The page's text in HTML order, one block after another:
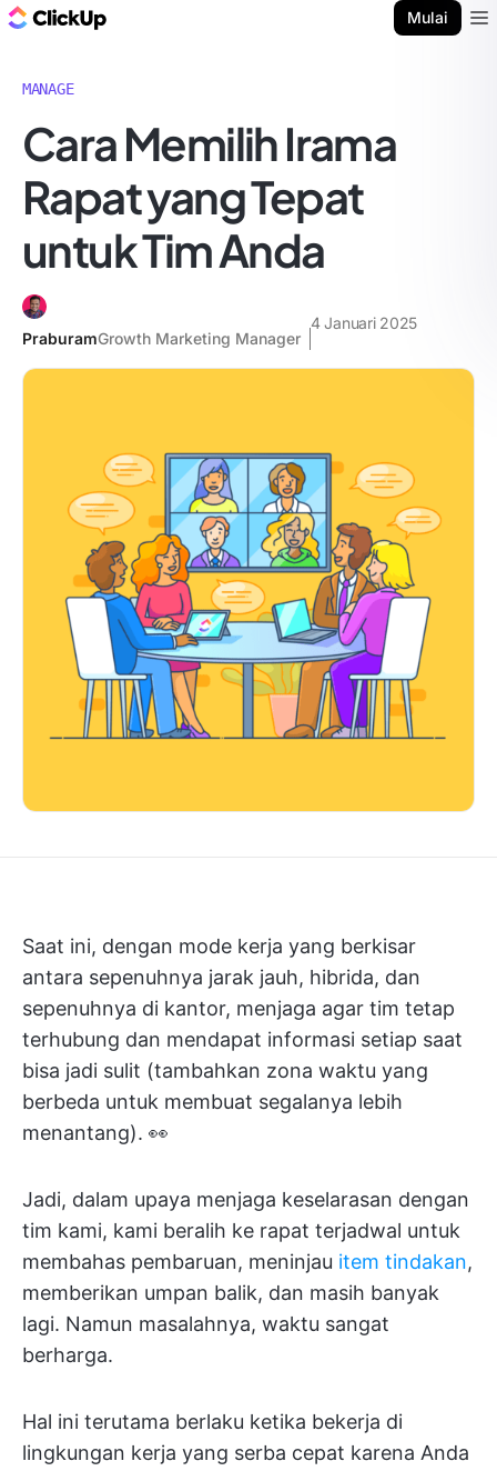
Mulai
MANAGE
Cara Memilih Irama
Rapat yang Tepat
untuk Tim Anda
PraburamGrowth Marketing Manager
4 Januari 2025
Saat ini, dengan mode kerja yang berkisar
antara sepenuhnya jarak jauh, hibrida, dan
sepenuhnya di kantor, menjaga agar tim tetap
terhubung dan mendapat informasi setiap saat
bisa jadi sulit (tambahkan zona waktu yang
berbeda untuk membuat segalanya lebih
menantang). 👀
Jadi, dalam upaya menjaga keselarasan dengan
tim kami, kami beralih ke rapat terjadwal untuk
membahas pembaruan, meninjau item tindakan,
memberikan umpan balik, dan masih banyak
lagi. Namun masalahnya, waktu sangat
berharga.
Hal ini terutama berlaku ketika bekerja di
lingkungan kerja yang serba cepat karena Anda